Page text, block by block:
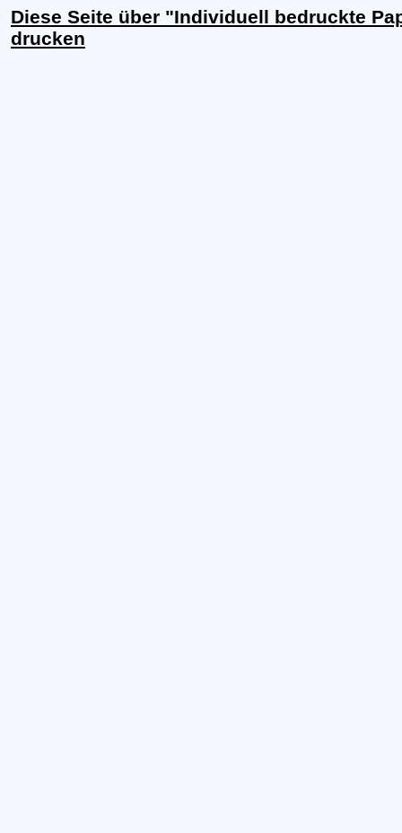
Diese Seite über "Individuell bedruckte
drucken